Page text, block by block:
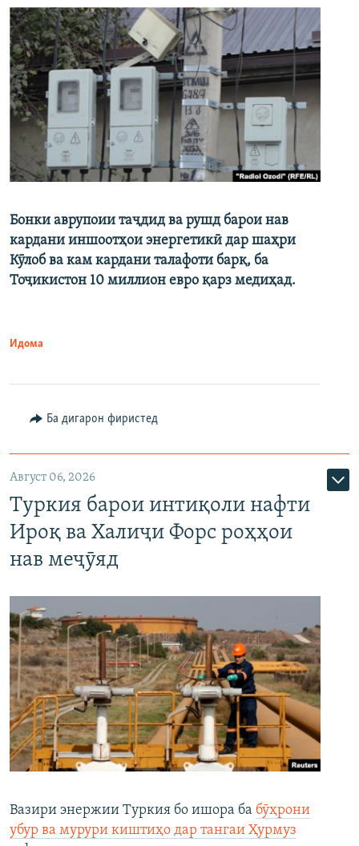
Бонки аврупоии таҷдид ва рушд барои нав
кардани иншоотҳои энергетикӣ дар шаҳри
Кӯлоб ва кам кардани талафоти барқ, ба
Тоҷикистон 10 миллион евро қарз медиҳад.
Идома
Ба дигарон фиристед
Август 06, 2026
Туркия барои интиқоли нафти
Ироқ ва Халиҷи Форс роҳҳои
нав меҷӯяд
Вазири энержии Туркия бо ишора ба бӯҳрони
убур ва мурури киштиҳо дар тангаи Ҳурмуз